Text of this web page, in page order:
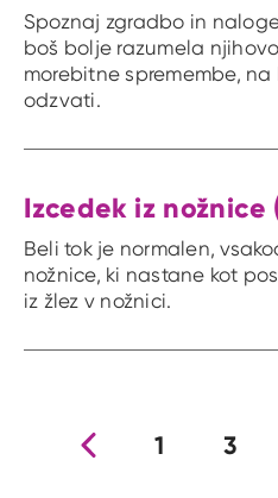
Spoznaj zgradbo in
boš bolje razumela
morebitne spremembe, na
odzvati.
Izcedek iz nožnice
Beli tok je normalen,
nožnice, ki nastane kot
iz žlez v nožnici.
Prejšnja stran
1 3